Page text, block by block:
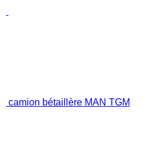
camion bétaillère MAN TGM